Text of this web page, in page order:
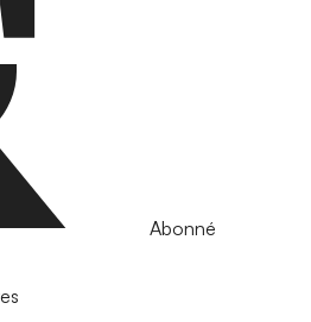
Abonné